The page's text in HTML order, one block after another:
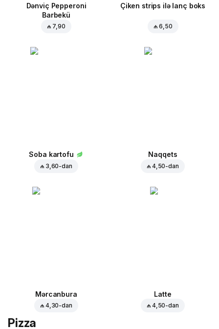
Dənviç Pepperoni
Barbekü
₼ 7,90
Çiken strips ilə lanç boks
₼ 6,50
Soba kartofu
₼ 3,60-dan
Naqqets
₼ 4,50-dan
Mərcanbura
₼ 4,30-dan
Latte
₼ 4,50-dan
Pizza